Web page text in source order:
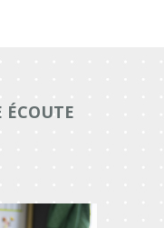
ÉCOUTE